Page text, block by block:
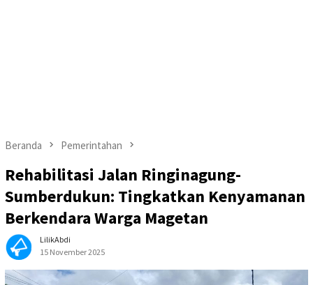
Beranda Pemerintahan
Rehabilitasi Jalan Ringinagung-
Sumberdukun: Tingkatkan Kenyamanan
Berkendara Warga Magetan
LilikAbdi
15 November 2025